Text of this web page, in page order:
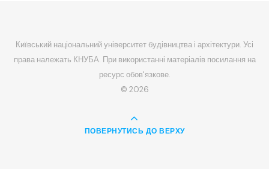
Київський національний університет будівництва і архітектури. Усі
права належать КНУБА. При використанні матеріалів посилання на
ресурс обов'язкове.
© 2026
ПОВЕРНУТИСЬ ДО ВЕРХУ